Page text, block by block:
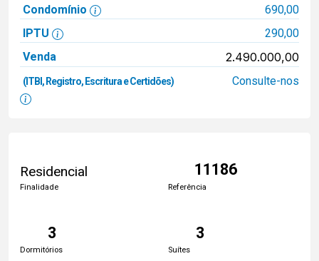
Condomínio
690,00
IPTU
290,00
Venda
2.490.000,00
(ITBI, Registro, Escritura e Certidões) Consulte-nos
Residencial
Finalidade
11186
Referência
3
Dormitórios
3
Suítes